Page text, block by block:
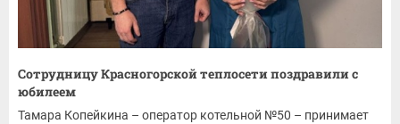
Сотрудницу Красногорской теплосети поздравили с
юбилеем
Тамара Копейкина – оператор котельной №50 – принимает